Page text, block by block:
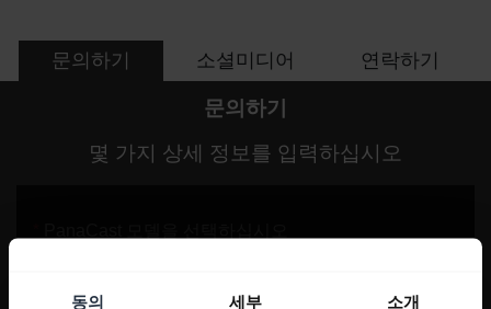
동의 세부 소개
문의하기 소셜미디어 연락하기
문의하기
몇 가지 상세 정보를 입력하십시오